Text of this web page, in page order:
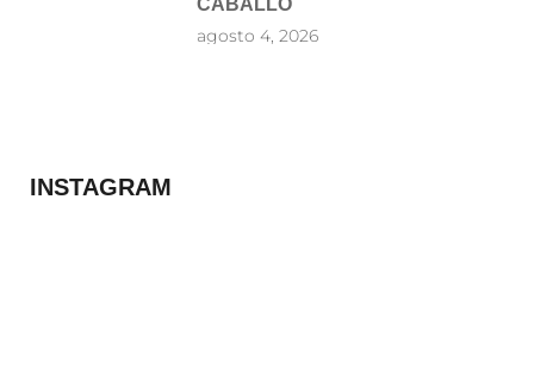
CABALLO
agosto 4, 2026
INSTAGRAM